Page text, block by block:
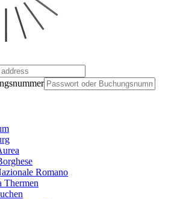
Romano
Thermen